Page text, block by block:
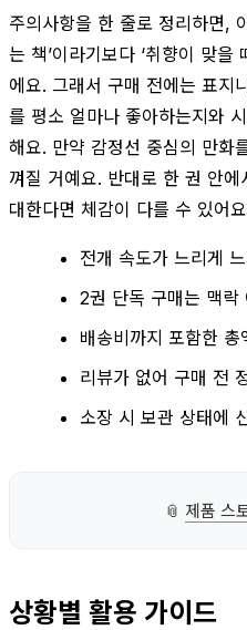
주의사항을 한 줄로 정리하면,
는 책’이라기보다 ‘취향이 맞을
에요. 그래서 구매 전에는 표지
를 평소 얼마나 좋아하는지와
해요. 만약 감정선 중심의 만화
껴질 거예요. 반대로 한 권 안
대한다면 체감이 다를 수 있어
전개 속도가 느리게
2권 단독 구매는 맥락
배송비까지 포함한
리뷰가 없어 구매 전
소장 시 보관 상태에
📎 제품 스
상황별 활용 가이드